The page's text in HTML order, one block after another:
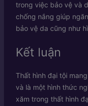
trong việc bảo vệ và
chống nắng giúp
bảo vệ da cũng như
Kết luận
Thất hình đại tội
và là một hình thức
xăm trong thất hình